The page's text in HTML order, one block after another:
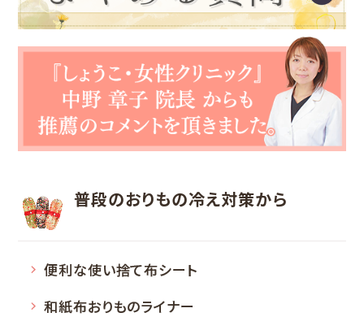
普段のおりもの冷え対策から
便利な使い捨て布シート
和紙布おりものライナー